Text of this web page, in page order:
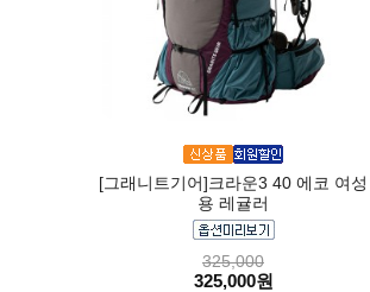
[그래니트기어]크라운3 40 에코 여성
용 레귤러
325,000
325,000원